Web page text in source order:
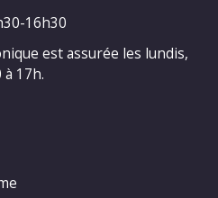
16h30
est assurée les lundis,
17h.